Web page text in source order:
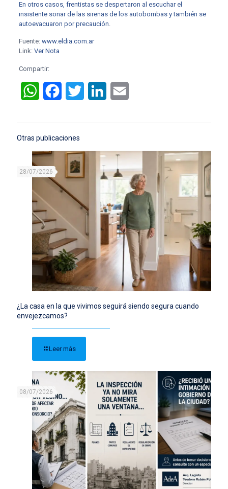
En otros casos, frentistas se despertaron al escuchar el
insistente sonar de las sirenas de los autobombas y también se
autoevacuaron por precaución.
Fuente: www.eldia.com.ar
Link: Ver Nota
Compartir:
WhatsAppFacebookTwitter LinkedIn
Otras publicaciones
28/07/2026
¿La casa en la que vivimos seguirá siendo segura cuando
envejezcamos?
Leer más
08/07/2026